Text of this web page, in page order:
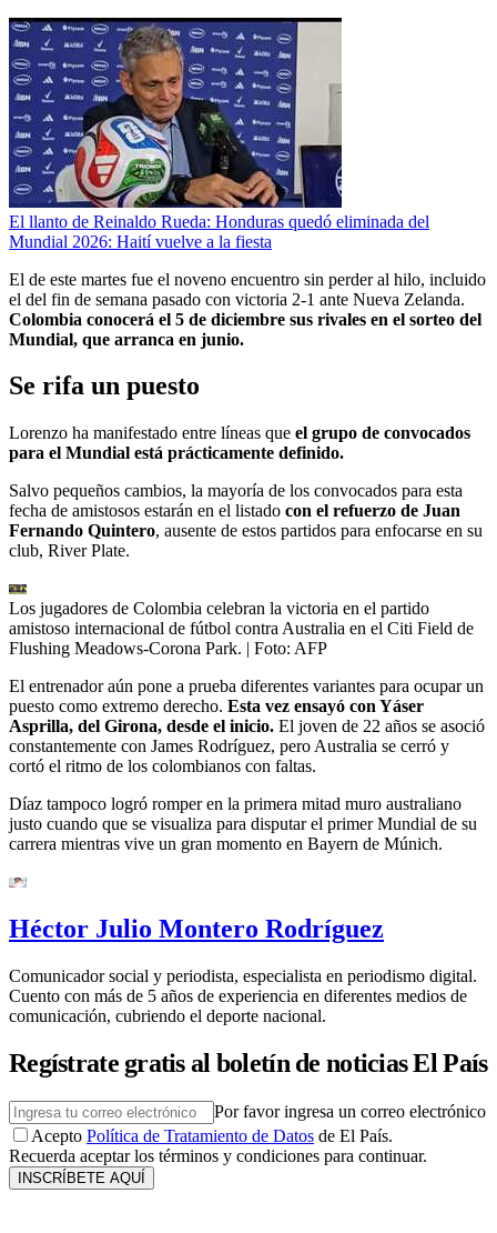
El llanto de Reinaldo Rueda: Honduras quedó eliminada del
Mundial 2026: Haití vuelve a la fiesta
El de este martes fue el noveno encuentro sin perder al hilo, incluido
el del fin de semana pasado con victoria 2-1 ante Nueva Zelanda.
Colombia conocerá el 5 de diciembre sus rivales en el sorteo del
Mundial, que arranca en junio.
Se rifa un puesto
Lorenzo ha manifestado entre líneas que el grupo de convocados
para el Mundial está prácticamente definido.
Salvo pequeños cambios, la mayoría de los convocados para esta
fecha de amistosos estarán en el listado con el refuerzo de Juan
Fernando Quintero, ausente de estos partidos para enfocarse en su
club, River Plate.
Los jugadores de Colombia celebran la victoria en el partido
amistoso internacional de fútbol contra Australia en el Citi Field de
Flushing Meadows-Corona Park. | Foto: AFP
El entrenador aún pone a prueba diferentes variantes para ocupar un
puesto como extremo derecho. Esta vez ensayó con Yáser
Asprilla, del Girona, desde el inicio. El joven de 22 años se asoció
constantemente con James Rodríguez, pero Australia se cerró y
cortó el ritmo de los colombianos con faltas.
Díaz tampoco logró romper en la primera mitad muro australiano
justo cuando que se visualiza para disputar el primer Mundial de su
carrera mientras vive un gran momento en Bayern de Múnich.
Héctor Julio Montero Rodríguez
Comunicador social y periodista, especialista en periodismo digital.
Cuento con más de 5 años de experiencia en diferentes medios de
comunicación, cubriendo el deporte nacional.
Regístrate gratis al boletín de noticias El País
Por favor ingresa un correo electrónico
Acepto Política de Tratamiento de Datos de El País.
Recuerda aceptar los términos y condiciones para continuar.
INSCRÍBETE AQUÍ